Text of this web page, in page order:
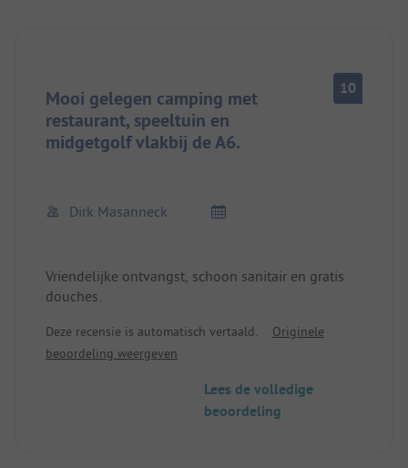
Mooi gelegen camping met
restaurant, speeltuin en
midgetgolf vlakbij de A6.
10
Dirk Masanneck
Vriendelijke ontvangst, schoon sanitair en gratis
douches.
Deze recensie is automatisch vertaald.
Originele
beoordeling weergeven
Lees de volledige
beoordeling